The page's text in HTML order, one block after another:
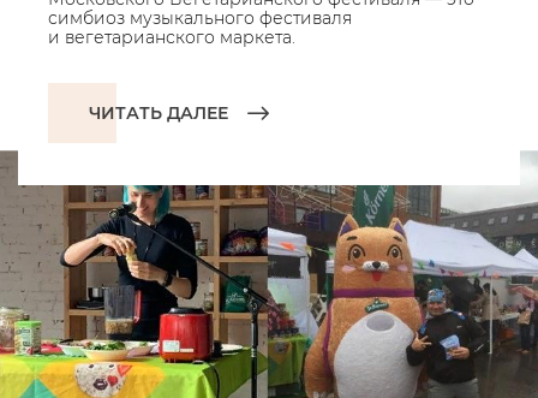
симбиоз музыкального фестиваля
и вегетарианского маркета.
ЧИТАТЬ ДАЛЕЕ